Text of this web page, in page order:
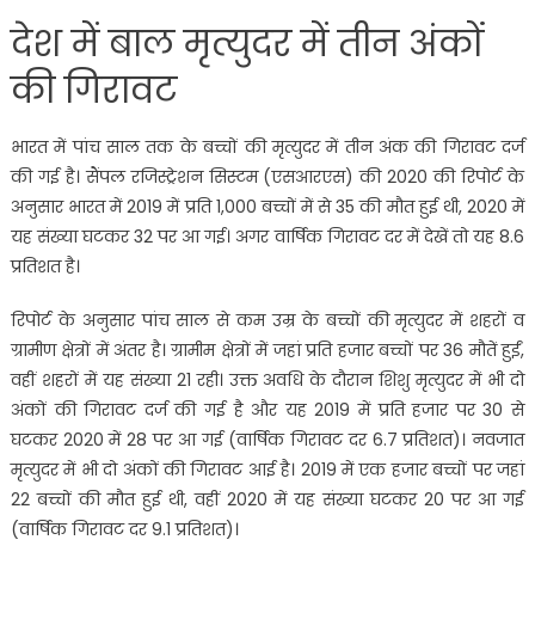
देश में बाल मृत्युदर में तीन अंकों
की गिरावट
भारत में पांच साल तक के बच्चों की मृत्युदर में तीन अंक की गिरावट दर्ज
की गई है। सैंपल रजिस्ट्रेशन सिस्टम (एसआरएस) की 2020 की रिपोर्ट के
अनुसार भारत में 2019 में प्रति 1,000 बच्चों में से 35 की मौत हुई थी, 2020 में
यह संख्या घटकर 32 पर आ गई। अगर वार्षिक गिरावट दर में देखें तो यह 8.6
प्रतिशत है।
रिपोर्ट के अनुसार पांच साल से कम उम्र के बच्चों की मृत्युदर में शहरों व
ग्रामीण क्षेत्रों में अंतर है। ग्रामीम क्षेत्रों में जहां प्रति हजार बच्चों पर 36 मौतें हुईं,
वहीं शहरों में यह संख्या 21 रही। उक्त अवधि के दौरान शिशु मृत्युदर में भी दो
अंकों की गिरावट दर्ज की गई है और यह 2019 में प्रति हजार पर 30 से
घटकर 2020 में 28 पर आ गई (वार्षिक गिरावट दर 6.7 प्रतिशत)। नवजात
मृत्युदर में भी दो अंकों की गिरावट आई है। 2019 में एक हजार बच्चों पर जहां
22 बच्चों की मौत हुई थी, वहीं 2020 में यह संख्या घटकर 20 पर आ गई
(वार्षिक गिरावट दर 9.1 प्रतिशत)।